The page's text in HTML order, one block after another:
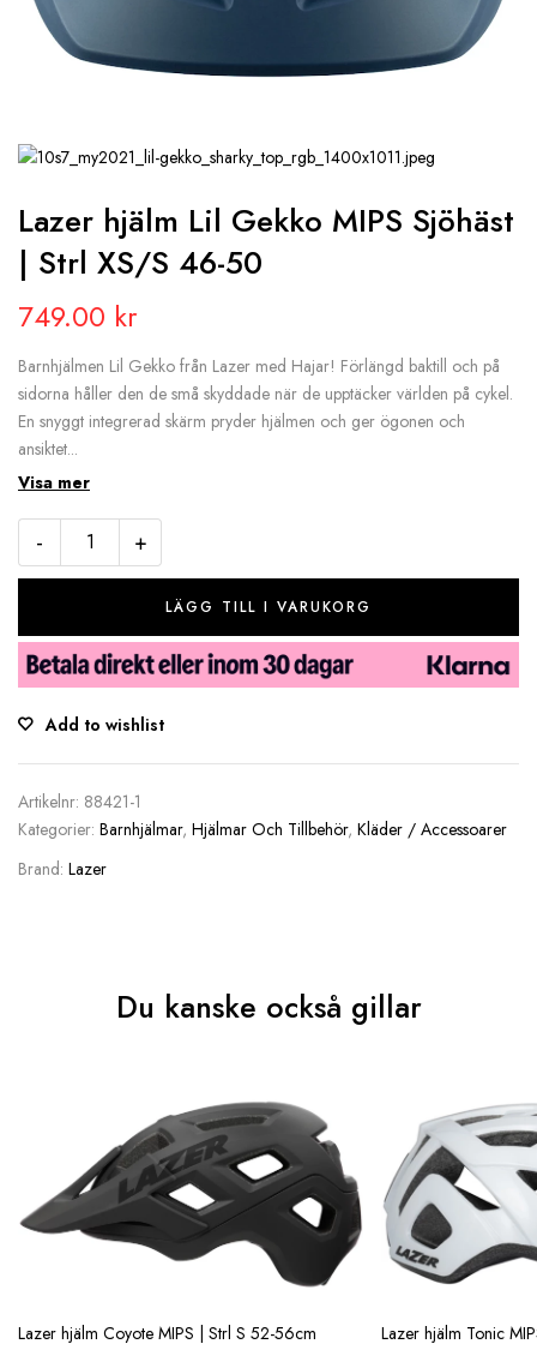
Lazer hjälm Lil Gekko MIPS Sjöhäst
| Strl XS/S 46-50
749.00 kr
Barnhjälmen Lil Gekko från Lazer med Hajar! Förlängd baktill och på
sidorna håller den de små skyddade när de upptäcker världen på cykel.
En snyggt integrerad skärm pryder hjälmen och ger ögonen och
ansiktet...
Visa mer
- +
LÄGG TILL I VARUKORG
Add to wishlist
Artikelnr: 88421-1
Kategorier: Barnhjälmar, Hjälmar Och Tillbehör, Kläder / Accessoarer
Brand: Lazer
Du kanske också gillar
Lazer hjälm Coyote MIPS | Strl S 52-56cm Lazer hjälm Tonic